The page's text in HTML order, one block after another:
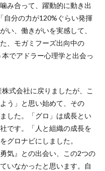
み合って、躍動的に動き出
自分の力が120%ぐらい発揮
い、働きがいを実感して、
、モガミフーズ出向中の
でアドラー心理学と出会っ
式会社に戻りましたが、こ
う」と思い始めて、その
した。「グロ」は成長とい
です。「人と組織の成長を
グロナビにしました。
気』との出会い、この2つの
いなかったと思います。自